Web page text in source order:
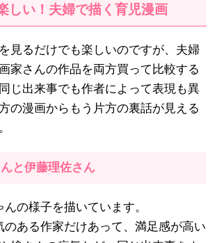
しい！夫婦で描く育児漫画
見るだけでも楽しいのですが、夫婦
家さんの作品を両方買って比較する
じ出来事でも作者によって表現も異
の漫画からもう片方の裏話が見える
と伊藤理佐さん
の様子を描いています。
のある作家だけあって、満足感が高い